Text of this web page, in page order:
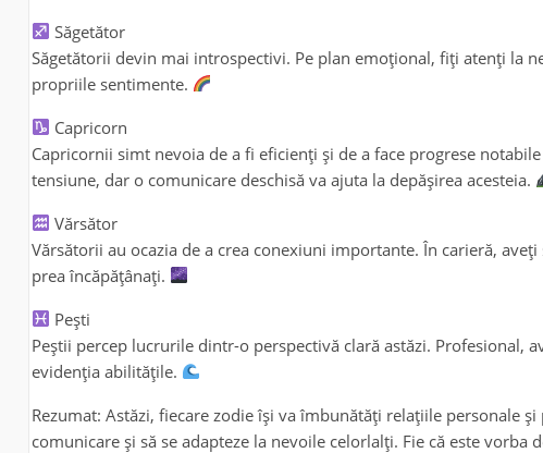
Săgetător
Săgetătorii devin mai introspectivi. Pe plan emoțional, fiți atenți la
propriile sentimente.
Capricorn
Capricornii simt nevoia de a fi eficienți și de a face progrese
tensiune, dar o comunicare deschisă va ajuta la depășirea acesteia.
Vărsător
Vărsătorii au ocazia de a crea conexiuni importante. În carieră,
prea încăpățânați.
Pești
Peștii percep lucrurile dintr-o perspectivă clară astăzi. Profesional,
evidenția abilitățile.
Rezumat: Astăzi, fiecare zodie își va îmbunătăți relațiile personale
comunicare și să se adapteze la nevoile celorlalți. Fie că este vorba